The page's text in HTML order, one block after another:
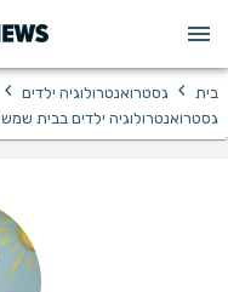
בית › גסטרואנטרולוגיה ילדים ›
גסטרואנטרולוגיה ילדים בבית שמש